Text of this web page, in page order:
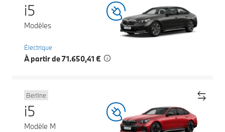
i5
Modèles
Électrique
À partir de 71.650,41 €
Berline
i5
Modèle M